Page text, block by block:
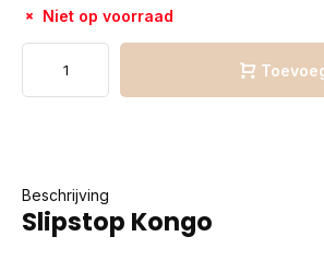
Niet op voorraad
Beschrijving
Slipstop Kongo